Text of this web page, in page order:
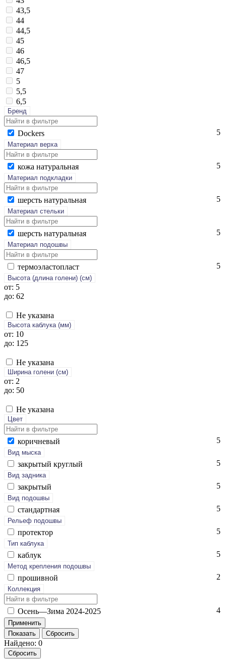
43,5
44
44,5
45
46
46,5
47
5
5,5
6,5
Бренд
Doc­kers 5
Материал верха
ко­жа на­тураль­ная 5
Материал подкладки
шерсть на­тураль­ная 5
Материал стельки
шерсть на­тураль­ная 5
Материал подошвы
тер­мо­элас­топласт 5
Высота (длина голени) (cм)
от: 5
до: 62
Не указана
Высота каблука (мм)
от: 10
до: 125
Не указана
Ширина голени (см)
от: 2
до: 50
Не указана
Цвет
ко­рич­не­вый 5
Вид мыска
зак­ры­тый круг­лый 5
Вид задника
зак­ры­тый 5
Вид подошвы
стан­дарт­ная 5
Рельеф подошвы
про­тек­тор 5
Тип каблука
каб­лук 5
Метод крепления подошвы
про­шив­ной 2
Коллекция
Осень—Зи­ма 2024-2025 4
Показать Сбросить
Найдено: 0
Сбросить